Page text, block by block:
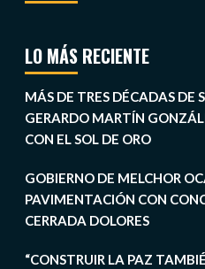
LO MÁS RECIENTE
MÁS DE TRES DÉCADAS DE
GERARDO MARTÍN
CON EL SOL DE ORO
GOBIERNO DE MELCHOR
PAVIMENTACIÓN CON
CERRADA DOLORES
“CONSTRUIR LA PAZ